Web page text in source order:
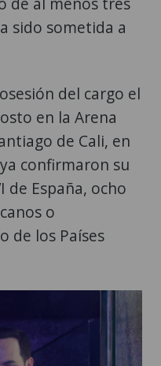
sido sometida a
del cargo el
en la Arena
de Cali, en
confirmaron su
de España, ocho
o
de los Países